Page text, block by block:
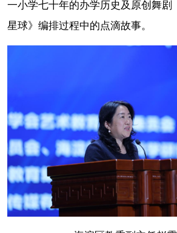
一小学七十年的办学历史及原创舞剧
星球》编排过程中的点滴故事。